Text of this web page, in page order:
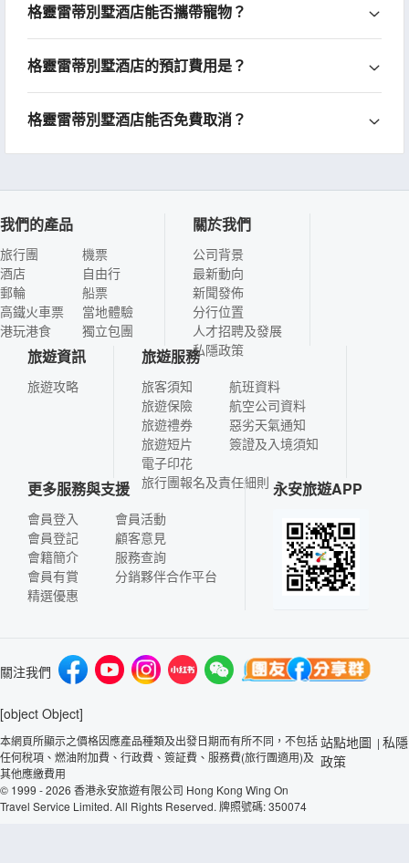
格靈雷蒂別墅酒店能否攜帶寵物？
格靈雷蒂別墅酒店的預訂費用是？
格靈雷蒂別墅酒店能否免費取消？
我們的產品
旅行團
酒店
郵輪
高鐵火車票
港玩港食
機票
自由行
船票
當地體驗
獨立包團
關於我們
公司背景
最新動向
新聞發佈
分行位置
人才招聘及發展
私隱政策
旅遊資訊
旅遊攻略
旅遊服務
旅客須知
旅遊保險
旅遊禮券
旅遊短片
電子印花
航班資料
航空公司資料
惡劣天氣通知
簽證及入境須知
旅行團報名及責任細則
更多服務與支援
會員登入
會員登記
會籍簡介
會員有賞
精選優惠
會員活動
顧客意見
服務查詢
分銷夥伴合作平台
永安旅遊APP
關注我們
[object Object]
本網頁所顯示之價格因應產品種類及出發日期而有所不同，不包括
任何稅項、燃油附加費、行政費、簽証費、服務費(旅行團適用)及
其他應繳費用
© 1999 - 2026 香港永安旅遊有限公司 Hong Kong Wing On
Travel Service Limited. All Rights Reserved. 牌照號碼: 350074
站點地圖 | 私隱
政策